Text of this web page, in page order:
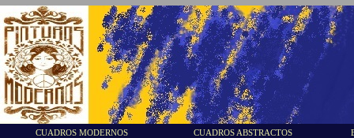
CUADROS MODERNOS CUADROS ABSTRACTOS